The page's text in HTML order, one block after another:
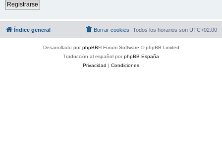
Registrarse
Índice general Todos los horarios son UTC+02:00
Borrar cookies
Desarrollado porphpBB® Forum Software © phpBB Limited
Traducción al español porphpBB España
Privacidad | Condiciones